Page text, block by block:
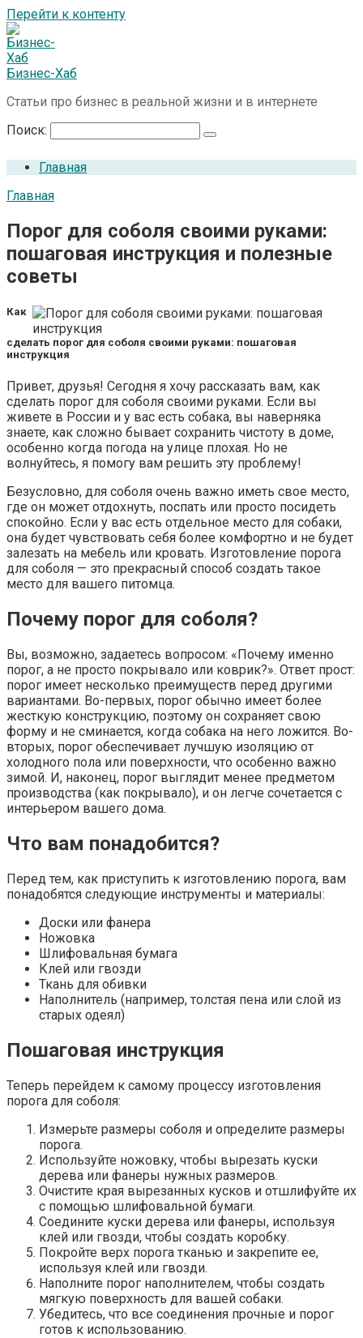
Перейти к контенту
Бизнес-Хаб
Статьи про бизнес в реальной жизни и в интернете
Поиск:
Главная
Главная
Порог для соболя своими руками:
пошаговая инструкция и полезные
советы
Как
сделать порог для соболя своими руками: пошаговая
инструкция
Привет, друзья! Сегодня я хочу рассказать вам, как
сделать порог для соболя своими руками. Если вы
живете в России и у вас есть собака, вы наверняка
знаете, как сложно бывает сохранить чистоту в доме,
особенно когда погода на улице плохая. Но не
волнуйтесь, я помогу вам решить эту проблему!
Безусловно, для соболя очень важно иметь свое место,
где он может отдохнуть, поспать или просто посидеть
спокойно. Если у вас есть отдельное место для собаки,
она будет чувствовать себя более комфортно и не будет
залезать на мебель или кровать. Изготовление порога
для соболя — это прекрасный способ создать такое
место для вашего питомца.
Почему порог для соболя?
Вы, возможно, задаетесь вопросом: «Почему именно
порог, а не просто покрывало или коврик?». Ответ прост:
порог имеет несколько преимуществ перед другими
вариантами. Во-первых, порог обычно имеет более
жесткую конструкцию, поэтому он сохраняет свою
форму и не сминается, когда собака на него ложится. Во-
вторых, порог обеспечивает лучшую изоляцию от
холодного пола или поверхности, что особенно важно
зимой. И, наконец, порог выглядит менее предметом
производства (как покрывало), и он легче сочетается с
интерьером вашего дома.
Что вам понадобится?
Перед тем, как приступить к изготовлению порога, вам
понадобятся следующие инструменты и материалы:
Доски или фанера
Ножовка
Шлифовальная бумага
Клей или гвозди
Ткань для обивки
Наполнитель (например, толстая пена или слой из
старых одеял)
Пошаговая инструкция
Теперь перейдем к самому процессу изготовления
порога для соболя:
Измерьте размеры соболя и определите размеры
порога.
Используйте ножовку, чтобы вырезать куски
дерева или фанеры нужных размеров.
Очистите края вырезанных кусков и отшлифуйте их
с помощью шлифовальной бумаги.
Соедините куски дерева или фанеры, используя
клей или гвозди, чтобы создать коробку.
Покройте верх порога тканью и закрепите ее,
используя клей или гвозди.
Наполните порог наполнителем, чтобы создать
мягкую поверхность для вашей собаки.
Убедитесь, что все соединения прочные и порог
готов к использованию.